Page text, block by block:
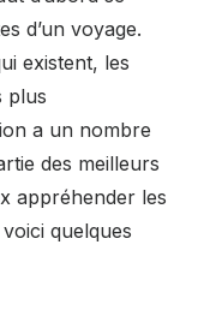
d’un voyage.
existent, les
plus
a un nombre
des meilleurs
appréhender les
quelques